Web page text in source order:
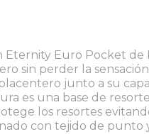
Eternity Euro Pocket de
sin perder la
junto a su
es una base de
los resortes
con tejido de punto